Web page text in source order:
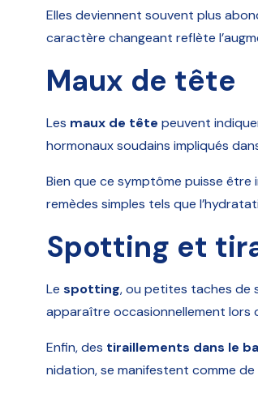
Elles deviennent souvent plus
caractère changeant reflète
Maux de tête
Les maux de tête peuvent
hormonaux soudains impliqués
Bien que ce symptôme puisse
remèdes simples tels que
Spotting et
Le spotting, ou petites taches de
apparaître occasionnellement lors
Enfin, des tiraillements dans le
nidation, se manifestent comme